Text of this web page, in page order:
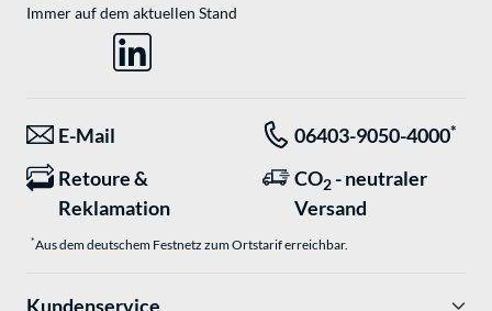
Immer auf dem aktuellen Stand
E-Mail 06403-9050-4000*
Retoure &
Reklamation
CO2 - neutraler
Versand
*Aus dem deutschem Festnetz zum Ortstarif erreichbar.
Kundenservice